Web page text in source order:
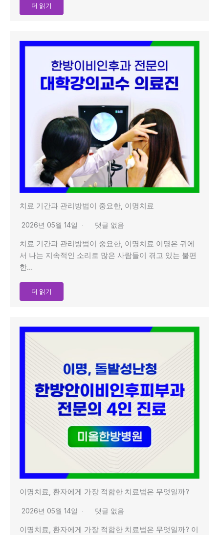
더 읽기
치료 기간과 관리방법이 중요한, 이명치료
2026년 05월 14일 댓글 없음
치료 기간과 관리방법이 중요한, 이명치료 이명은 귀에
서 나는 지속적인 소리로 많은 사람들이 겪고 있는 불편
한…
더 읽기
이명치료, 환자에게 가장 적합한 치료법은 무엇일까?
2026년 05월 14일 댓글 없음
이명치료, 환자에게 가장 적합한 치료법은 무엇일까? 이